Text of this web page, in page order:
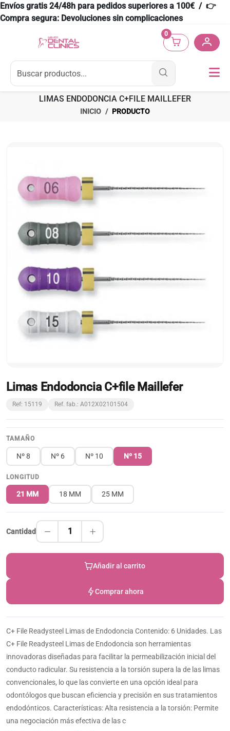
Envíos gratis 24/48h para pedidos superiores a 100€ / 👉
Compra segura: Devoluciones sin complicaciones
0
LIMAS ENDODONCIA C+FILE MAILLEFER
INICIO PRODUCTO
Limas Endodoncia C+file Maillefer
Ref: 15119 Ref. fab.: A012X02101504
TAMAÑO
Nº 8 Nº 6 Nº 10 Nº 15
LONGITUD
21 MM 18 MM 25 MM
Cantidad 1
Añadir al carrito
Comprar ahora
C+ File Readysteel Limas de Endodoncia Contenido: 6 Unidades. Las
C+ File Readysteel Limas de Endodoncia son herramientas
innovadoras diseñadas para facilitar la permeabilización inicial del
conducto radicular. Su resistencia a la torsión supera la de las limas
convencionales, lo que las convierte en una opción ideal para
odontólogos que buscan eficiencia y precisión en sus tratamientos
endodónticos. Características: Alta resistencia a la torsión: Permite
una negociación más efectiva de las c